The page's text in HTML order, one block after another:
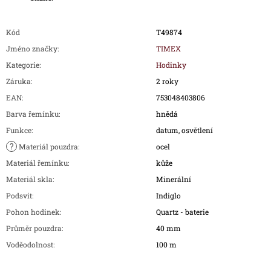
Kód
T49874
Jméno značky:
TIMEX
Kategorie:
Hodinky
Záruka:
2 roky
EAN:
753048403806
Barva řemínku:
hnědá
Funkce: datum, osvětlení
? Materiál pouzdra:
ocel
Materiál řemínku:
kůže
Materiál skla:
Minerální
Podsvit:
Indiglo
Pohon hodinek:
Quartz - baterie
Průměr pouzdra:
40 mm
Voděodolnost: 100 m